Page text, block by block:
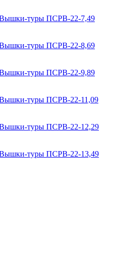
туры ПСРВ-22-7,49
туры ПСРВ-22-8,69
туры ПСРВ-22-9,89
туры ПСРВ-22-11,09
туры ПСРВ-22-12,29
туры ПСРВ-22-13,49